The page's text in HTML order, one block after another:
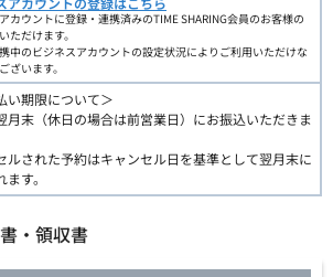
カウントに登録・連携済みのTIME SHARING会員のお客様の
ただけます。
中のビジネスアカウントの設定状況によりご利用いただけな
ざいます。
い期限について＞
月末（休日の場合は前営業日）にお振込いただきま
ルされた予約はキャンセル日を基準として翌月末に
す。
・領収書